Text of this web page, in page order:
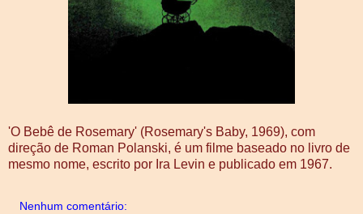
'O Bebê de Rosemary' (Rosemary's Baby, 1969), com
direção de Roman Polanski, é um filme baseado no livro de
mesmo nome, escrito por Ira Levin e publicado em 1967.
Nenhum comentário: